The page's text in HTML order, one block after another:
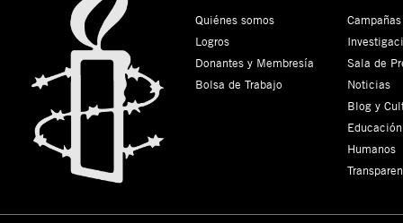
Quiénes somos
Logros
Donantes y Membresía
Bolsa de Trabajo
Campañas
Sala de
Noticias
Blog y
Humanos